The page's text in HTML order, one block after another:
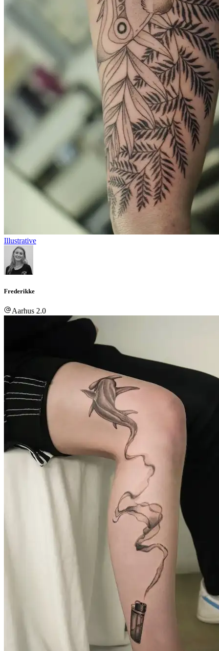
Illustrative
Frederikke
Aarhus 2.0